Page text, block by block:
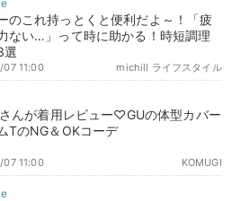
のこれ持っとくと便利だよ～！「疲
ない…」って時に助かる！時短調理
選
michill ライフスタイル
11:00
んが着用レビュー♡GUの体型カバー
TのNG＆OKコーデ
KOMUGI
11:00